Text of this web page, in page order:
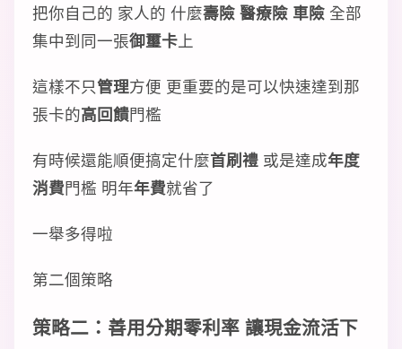
把你自己的 家人的 什麼壽險 醫療險 車險 全部
集中到同一張御璽卡上
這樣不只管理方便 更重要的是可以快速達到那
張卡的高回饋門檻
有時候還能順便搞定什麼首刷禮 或是達成年度
消費門檻 明年年費就省了
一舉多得啦
第二個策略
策略二：善用分期零利率 讓現金流活下